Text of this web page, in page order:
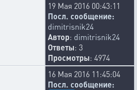
19 Мая 2016 00:43:11
Посл. сообщение:
dimitrisnik24
Автор: dimitrisnik24
Ответы: 3
Просмотры: 4974
16 Мая 2016 11:45:04
Посл. сообщение: